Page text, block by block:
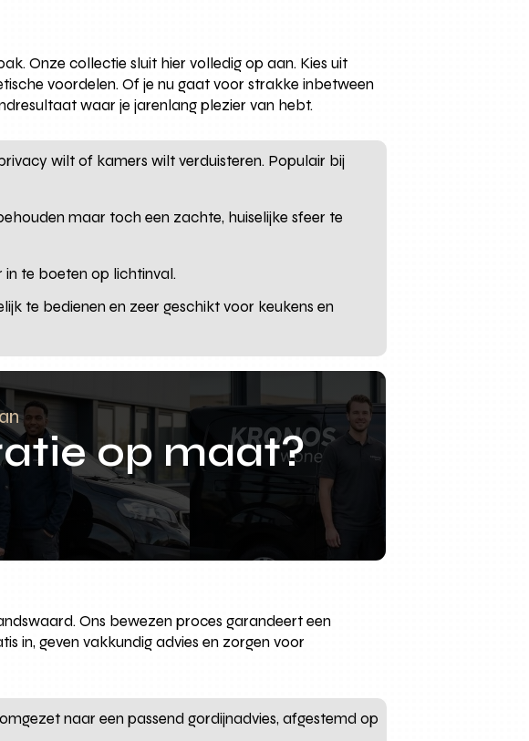
Onze collectie sluit hier volledig op aan. Kies uit
voordelen. Of je nu gaat voor strakke inbetween
waar je jarenlang plezier van hebt.
wilt of kamers wilt verduisteren. Populair bij
maar toch een zachte, huiselijke sfeer te
te boeten op lichtinval.
te bedienen en zeer geschikt voor keukens en
op maat?
Ons bewezen proces garandeert een
in, geven vakkundig advies en zorgen voor
naar een passend gordijnadvies, afgestemd op